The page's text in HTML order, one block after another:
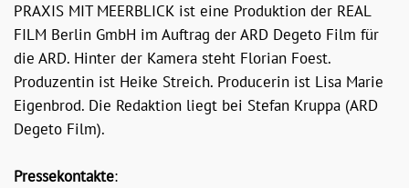
PRAXIS MIT MEERBLICK ist eine Produktion der REAL
FILM Berlin GmbH im Auftrag der ARD Degeto Film für
die ARD. Hinter der Kamera steht Florian Foest.
Produzentin ist Heike Streich. Producerin ist Lisa Marie
Eigenbrod. Die Redaktion liegt bei Stefan Kruppa (ARD
Degeto Film).
Pressekontakte: